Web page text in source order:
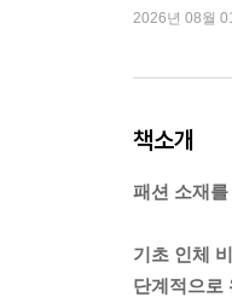
2026년 08월
책소개
패션 소재
기초 인체
단계적으로